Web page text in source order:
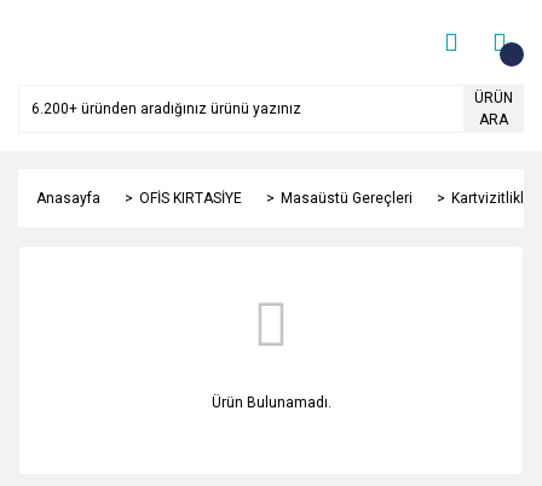
ÜRÜN
ARA
Anasayfa OFİS KIRTASİYE Masaüstü Gereçleri Kartvizitlikler
Ürün Bulunamadı.